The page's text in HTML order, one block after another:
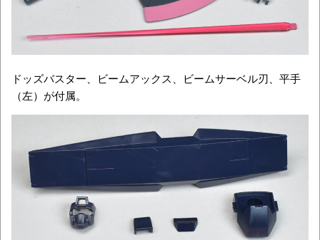
ドッズバスター、ビームアックス、ビームサーベル刃、平手
（左）が付属。